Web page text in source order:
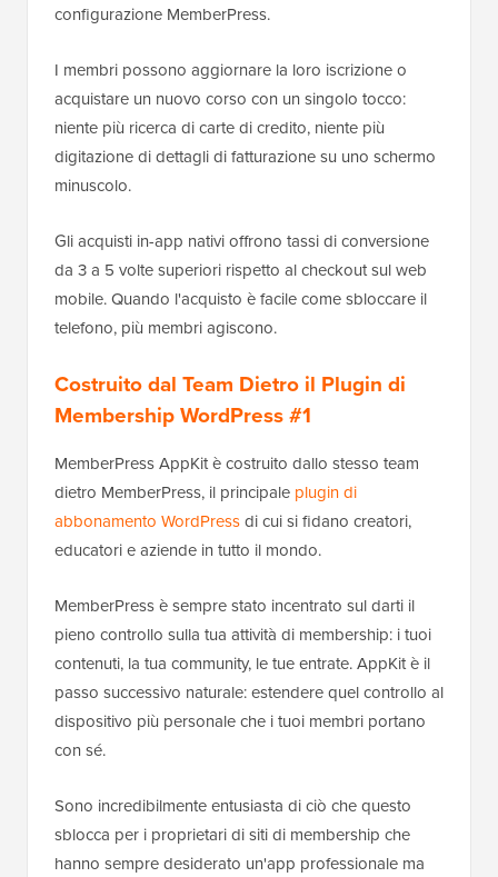
configurazione MemberPress.
I membri possono aggiornare la loro iscrizione o
acquistare un nuovo corso con un singolo tocco:
niente più ricerca di carte di credito, niente più
digitazione di dettagli di fatturazione su uno schermo
minuscolo.
Gli acquisti in-app nativi offrono tassi di conversione
da 3 a 5 volte superiori rispetto al checkout sul web
mobile. Quando l'acquisto è facile come sbloccare il
telefono, più membri agiscono.
Costruito dal Team Dietro il Plugin di
Membership WordPress #1
MemberPress AppKit è costruito dallo stesso team
dietro MemberPress, il principale plugin di
abbonamento WordPressdi cui si fidano creatori,
educatori e aziende in tutto il mondo.
MemberPress è sempre stato incentrato sul darti il
pieno controllo sulla tua attività di membership: i tuoi
contenuti, la tua community, le tue entrate. AppKit è il
passo successivo naturale: estendere quel controllo al
dispositivo più personale che i tuoi membri portano
con sé.
Sono incredibilmente entusiasta di ciò che questo
sblocca per i proprietari di siti di membership che
hanno sempre desiderato un'app professionale ma